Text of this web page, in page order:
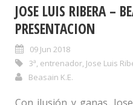
JOSE LUIS RIBERA –
PRESENTACION
09 Jun 2018
3ª entrenador Jose Luis
Beasain K.E.
Con ilusión y ganas,